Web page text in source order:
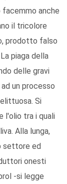
facemmo anche
il tricolore
prodotto falso
piaga della
delle gravi
un processo
Si
l'olio tra i quali
Alla lunga,
settore ed
onesti
-si legge